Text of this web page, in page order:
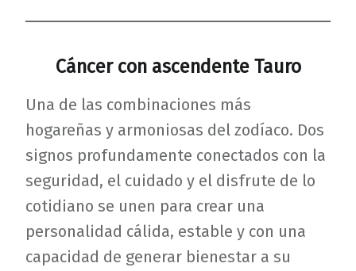
Cáncer con ascendente Tauro
Una de las combinaciones más
hogareñas y armoniosas del zodíaco. Dos
signos profundamente conectados con la
seguridad, el cuidado y el disfrute de lo
cotidiano se unen para crear una
personalidad cálida, estable y con una
capacidad de generar bienestar a su